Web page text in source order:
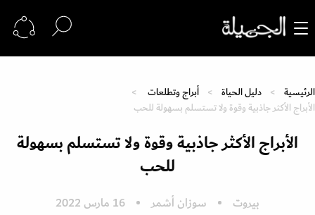
الرئيسية دليل الحياة
أبراج وتطلعات
الأبراج الأكثر جاذبية وقوة ولا تستسلم بسهولة للحب
الأبراج الأكثر جاذبية وقوة ولا تستسلم بسهولة
للحب
بيروت سوزان أشمر 16 مارس 2022